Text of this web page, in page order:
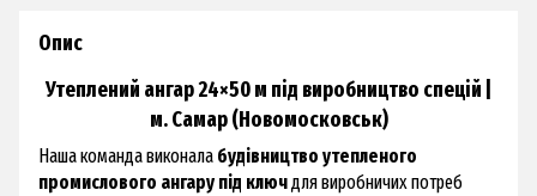
Опис
Утеплений ангар 24×50 м під виробництво спецій |
м. Самар (Новомосковськ)
Наша команда виконала будівництво утепленого
промислового ангару під ключдля виробничих потреб